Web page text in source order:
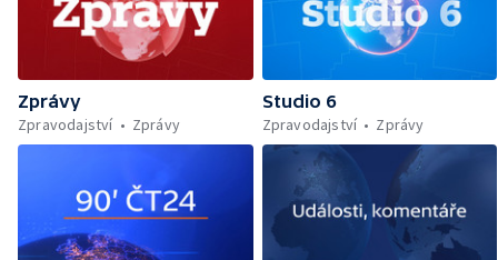
Zprávy
Zpravodajství
Zprávy
Studio 6
Zpravodajství
Zprávy